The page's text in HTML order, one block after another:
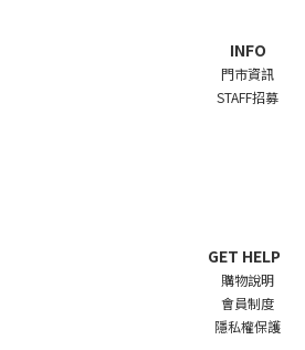
INFO
門市資訊
STAFF招募
GET HELP
購物說明
會員制度
隱私權保護